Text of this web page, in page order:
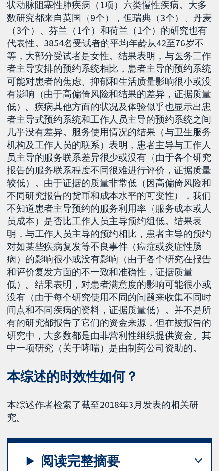
状动脉阻塞性肺疾病（1项）六类慢性疾病。大多
数研究都来自英国（9个），但瑞典（3个）、丹麦
（3个）、芬兰（1个）和荷兰（1个）的研究也有
代表性。3854名受试者的平均年龄从42至76岁不
等，大部分受试者是女性。结果表明，与医务工作
者主导安排的预约系统相比，患者主导的预约系统
可能对患者的焦虑、抑郁和生活质量影响很小或没
有影响（由于高偏倚风险和结果的差异，证据质量
低）。疾病其他方面的状况及体验似乎也显示出患
者主导式预约系统和工作人员主导的预约系统之间
几乎没有差异。服务使用情况的结果（与卫生服务
机构及工作人员的联系）表明，患者主导与工作人
员主导的服务联系差异很少或没有（由于各个研究
报告的服务联系程度不同很难进行评价，证据质量
较低）。由于证据的质量非常低（因高偏倚风险和
不同研究报告的货币和成本水平的可变性），我们
不知道患者主导预约的服务利用率（服务成本或人
员成本）是否比工作人员主导预约组低。结果表
明，与工作人员主导的预约相比，患者主导的预约
对如某些疾病复发等不良事件（癌症或炎症性肠
病）的影响很小或没有影响（由于各个研究在报告
和评价复发方面的不一致和准确性，证据质量
低）。结果表明，对患者满意度的影响可能很小或
没有（由于每个研究使用不同的问题来收集不同时
间点和不同疾病的资料，证据质量低）。并不是所
有的研究都报告了它们的资金来源，但在被报告的
研究中，大多数都是由非营利性组织提供资金。其
中一项研究（关于哮喘）是由制药公司资助的。
本综述的时效性如何？
本综述作者检索了截至2018年3月发表的相关研
究。
阅读完整摘要